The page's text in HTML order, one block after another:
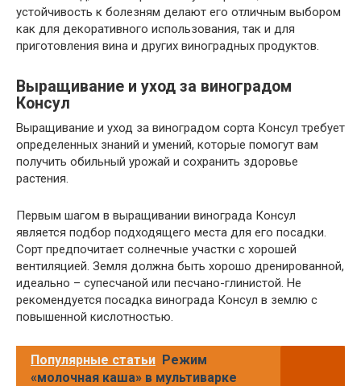
устойчивость к болезням делают его отличным выбором
как для декоративного использования, так и для
приготовления вина и других виноградных продуктов.
Выращивание и уход за виноградом
Консул
Выращивание и уход за виноградом сорта Консул требует
определенных знаний и умений, которые помогут вам
получить обильный урожай и сохранить здоровье
растения.
Первым шагом в выращивании винограда Консул
является подбор подходящего места для его посадки.
Сорт предпочитает солнечные участки с хорошей
вентиляцией. Земля должна быть хорошо дренированной,
идеально – супесчаной или песчано-глинистой. Не
рекомендуется посадка винограда Консул в землю с
повышенной кислотностью.
Популярные статьи Режим
«молочная каша» в мультиварке